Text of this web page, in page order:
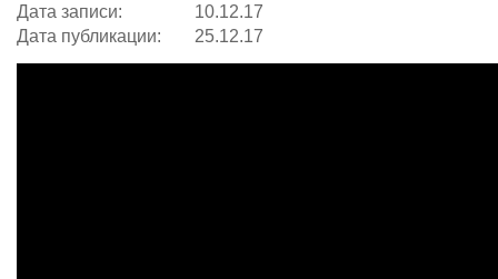
Дата записи:
10.12.17
Дата публикации:
25.12.17